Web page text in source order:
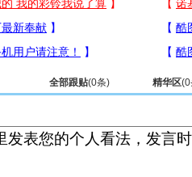
全部跟贴(0条) 精华区(0